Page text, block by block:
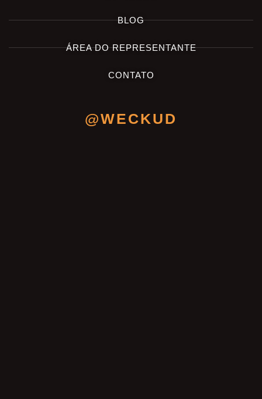
BLOG
ÁREA DO REPRESENTANTE
CONTATO
@WECKUD